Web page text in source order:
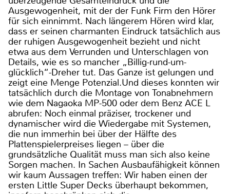
Ausgewogenheit, mit der der Funk Firm den Hörer
für sich einnimmt. Nach längerem Hören wird klar,
dass er seinen charmanten Eindruck tatsächlich aus
der ruhigen Ausgewogenheit bezieht und nicht
etwa aus dem Verrunden und Unterschlagen von
Details, wie es so mancher „Billig-rund-um-
glücklich“-Dreher tut. Das Ganze ist gelungen und
zeigt eine Menge Potenzial.Und dieses konnten wir
tatsächlich durch die Montage von Tonabnehmern
wie dem Nagaoka MP-500 oder dem Benz ACE L
abrufen: Noch einmal präziser, trockener und
dynamischer wird die Wiedergabe mit Systemen,
die nun immerhin bei über der Hälfte des
Plattenspielerpreises liegen – über die
grundsätzliche Qualität muss man sich also keine
Sorgen machen. In Sachen Ausbaufähigkeit können
wir kaum Aussagen treffen: Wir haben einen der
ersten Little Super Decks überhaupt bekommen,